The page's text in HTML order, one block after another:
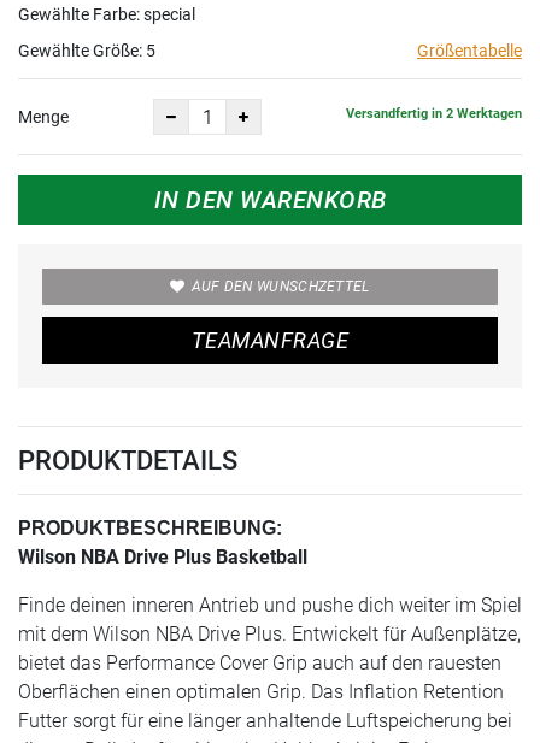
Gewählte Farbe: special
Gewählte Größe: 5 Größentabelle
Menge Versandfertig in 2 Werktagen
IN DEN WARENKORB
AUF DEN WUNSCHZETTEL
TEAMANFRAGE
PRODUKTDETAILS
PRODUKTBESCHREIBUNG:
Wilson NBA Drive Plus Basketball
Finde deinen inneren Antrieb und pushe dich weiter im Spiel
mit dem Wilson NBA Drive Plus. Entwickelt für Außenplätze,
bietet das Performance Cover Grip auch auf den rauesten
Oberflächen einen optimalen Grip. Das Inflation Retention
Futter sorgt für eine länger anhaltende Luftspeicherung bei